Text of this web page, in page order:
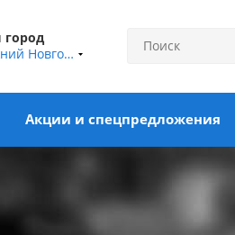
город
Нижний Новгород
Акции и спецпредложения